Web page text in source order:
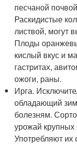
песчаной
Раскидистые
листвой, могут
Плоды
кислый вкус и
гастритах,
ожоги, раны.
Ирга.
обладающий
болезням.
урожай крупных
Употребляют их